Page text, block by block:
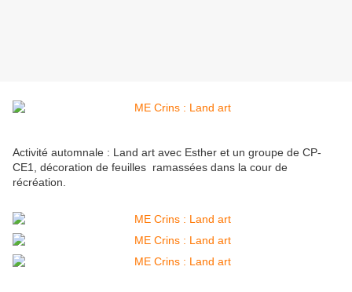
Activité automnale : Land art avec Esther et un groupe de CP-
CE1, décoration de feuilles ramassées dans la cour de
récréation.